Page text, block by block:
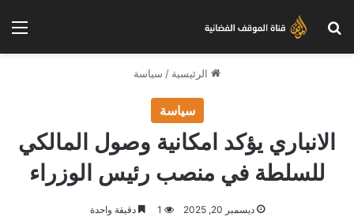
بحث عن
الرئيسية / سياسة
سياسة
الانباري يؤكد امكانية وصول المالكي
للسلطة في منصب رئيس الوزراء
ديسمبر 20, 2025 1 دقيقة واحدة